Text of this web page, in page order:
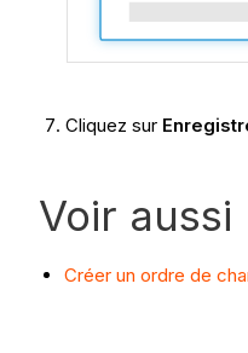
Cliquez sur
Voir aussi
Créer un ordre de